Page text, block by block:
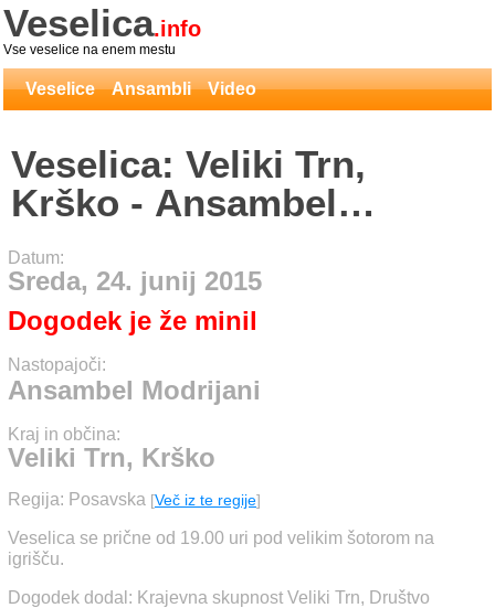
Veselica.info
Vse veselice na enem mestu
Veselice Ansambli Video
Veselica: Veliki Trn,
Krško - Ansambel
Modrijani
Datum:
Sreda, 24. junij 2015
Dogodek je že minil
Nastopajoči:
Ansambel Modrijani
Kraj in občina:
Veliki Trn, Krško
Regija: Posavska [Več iz te regije]
Veselica se prične od 19.00 uri pod velikim šotorom na
igrišču.
Dogodek dodal: Krajevna skupnost Veliki Trn, Društvo